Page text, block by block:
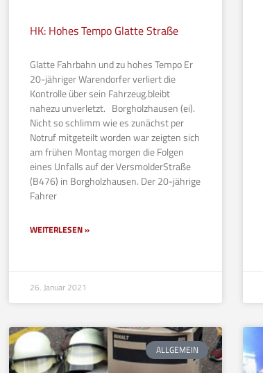
HK: Hohes Tempo Glatte Straße
Glatte Fahrbahn und zu hohes Tempo Er
20-jähriger Warendorfer verliert die
Kontrolle über sein Fahrzeug.bleibt
nahezu unverletzt. Borgholzhausen (ei).
Nicht so schlimm wie es zunächst per
Notruf mitgeteilt worden war zeigten sich
am frühen Montag morgen die Folgen
eines Unfalls auf der VersmolderStraße
(B476) in Borgholzhausen. Der 20-jährige
Fahrer
WEITERLESEN »
26. Januar 2021
ALLGEMEIN